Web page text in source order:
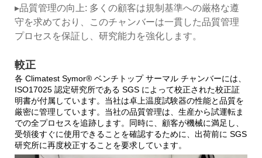
▸品質管理の向上: 多くの顧客は規制基準への厳格な遵
守を求めており、このチャンバーは一貫した品質管理
プロセスを保証し、研究能力を強化します。
較正
各 Climatest Symor® ベンチトップ サーマル チャンバーには、
ISO17025 認定研究所である SGS によって校正された校正証
明書が付属しています。当社は卓上温度試験器の性能と品質を
厳密に管理しています。当社の品質管理は、生産から試運転ま
での全プロセスを追跡します。同時に、顧客が機械に満足し、
受領後すぐに使用できることを確認するために、出荷前に SGS
研究所に再度校正することを要求しています。